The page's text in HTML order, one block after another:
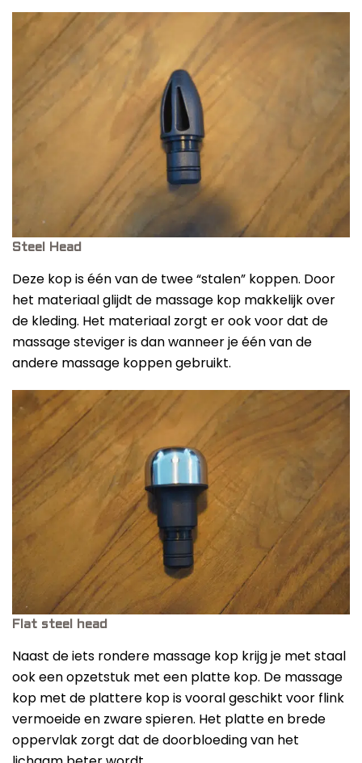
Steel Head
Deze kop is één van de twee “stalen” koppen. Door
het materiaal glijdt de massage kop makkelijk over
de kleding. Het materiaal zorgt er ook voor dat de
massage steviger is dan wanneer je één van de
andere massage koppen gebruikt.
Flat steel head
Naast de iets rondere massage kop krijg je met staal
ook een opzetstuk met een platte kop. De massage
kop met de plattere kop is vooral geschikt voor flink
vermoeide en zware spieren. Het platte en brede
oppervlak zorgt dat de doorbloeding van het